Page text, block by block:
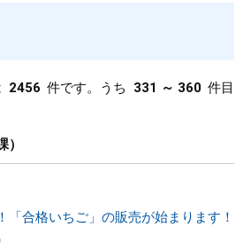
2456 件です。うち 331 ～ 360 件目
「合格いちご」の販売が始まります！